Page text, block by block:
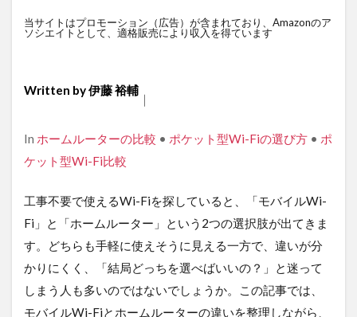
当サイトはプロモーション（広告）が含まれており、Amazonのア
ソシエイトとして、適格販売により収入を得ています
Written by伊藤 裕輔
｜
Categories
In ホームルーターの比較 • ポケット型Wi-Fiの選び方 • ポ
ケット型Wi-Fi比較
工事不要で使えるWi-Fiを探していると、「モバイルWi-
Fi」と「ホームルーター」という2つの選択肢が出てきま
す。どちらも手軽に使えそうに見える一方で、違いが分
かりにくく、「結局どっちを選べばいいの？」と迷って
しまう人も多いのではないでしょうか。この記事では、
モバイルWi-Fiとホームルーターの違いを整理しながら、